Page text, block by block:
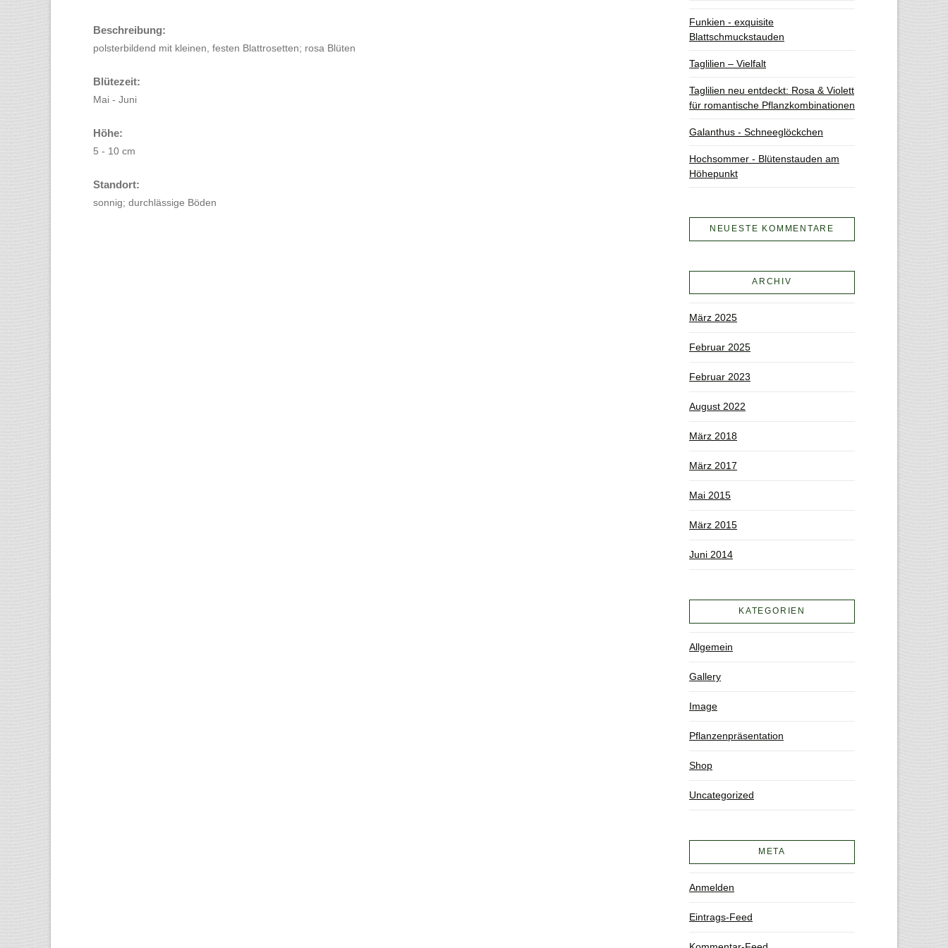
Beschreibung:
polsterbildend mit kleinen, festen Blattrosetten; rosa Blüten
Blütezeit:
Mai - Juni
Höhe:
5 - 10 cm
Standort:
sonnig; durchlässige Böden
Funkien - exquisite
Blattschmuckstauden
Taglilien – Vielfalt
Taglilien neu entdeckt: Rosa & Violett
für romantische Pflanzkombinationen
Galanthus - Schneeglöckchen
Hochsommer - Blütenstauden am
Höhepunkt
NEUESTE KOMMENTARE
ARCHIV
März 2025
Februar 2025
Februar 2023
August 2022
März 2018
März 2017
Mai 2015
März 2015
Juni 2014
KATEGORIEN
Allgemein
Gallery
Image
Pflanzenpräsentation
Shop
Uncategorized
META
Anmelden
Eintrags-Feed